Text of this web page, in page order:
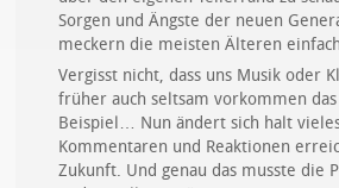
Sorgen und Ängste der neuen
meckern die meisten Älteren
Vergisst nicht, dass uns Musik oder
früher auch seltsam vorkommen
Beispiel… Nun ändert sich halt
Kommentaren und Reaktionen
Zukunft. Und genau das musste die